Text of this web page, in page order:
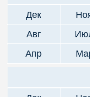
Дек
Авг
Апр